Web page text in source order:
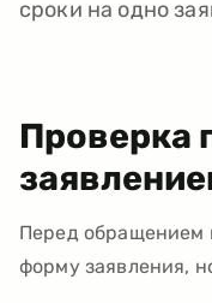
сроки на одно
Проверка
Перед обращением
форму заявления,